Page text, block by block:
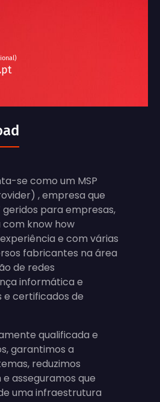
se como um MSP
, empresa que
para empresas,
know how
e com várias
fabricantes na área
de redes
informática e
e certificados de
qualificada e
garantimos a
reduzimos
asseguramos que
uma infraestrutura